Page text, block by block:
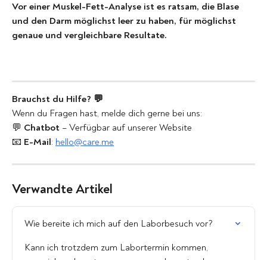
Vor einer Muskel-Fett-Analyse ist es ratsam, die Blase
und den Darm möglichst leer zu haben, für möglichst
genaue und vergleichbare Resultate.
Brauchst du Hilfe? 💬
Wenn du Fragen hast, melde dich gerne bei uns:
💬 Chatbot – Verfügbar auf unserer Website
📧 E-Mail: hello@care.me
Verwandte Artikel
Wie bereite ich mich auf den Laborbesuch vor?
Kann ich trotzdem zum Labortermin kommen,